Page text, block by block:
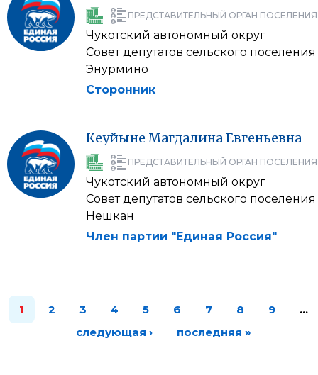
ПРЕДСТАВИТЕЛЬНЫЙ ОРГАН ПОСЕЛЕНИЯ
Чукотский автономный округ
Совет депутатов сельского поселения
Энурмино
Сторонник
Кеуйыне МагдалинаЕвгеньевна
ПРЕДСТАВИТЕЛЬНЫЙ ОРГАН ПОСЕЛЕНИЯ
Чукотский автономный округ
Совет депутатов сельского поселения
Нешкан
Член партии "Единая Россия"
1 2 3 4 5 6 7 8 9
…
следующая ›
последняя »